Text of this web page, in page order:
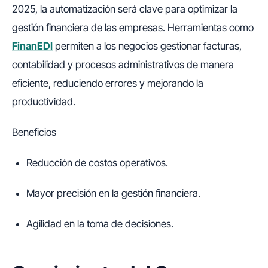
2025, la automatización será clave para optimizar la
gestión financiera de las empresas. Herramientas como
FinanEDI permiten a los negocios gestionar facturas,
contabilidad y procesos administrativos de manera
eficiente, reduciendo errores y mejorando la
productividad.
Beneficios
Reducción de costos operativos.
Mayor precisión en la gestión financiera.
Agilidad en la toma de decisiones.